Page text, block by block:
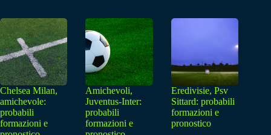
Chelsea Milan,
amichevole:
probabili
formazioni e
Amichevoli,
Juventus-Inter:
probabili
formazioni e
Eredivisie, Psv
Sittard: probabili
formazioni e
pronostico